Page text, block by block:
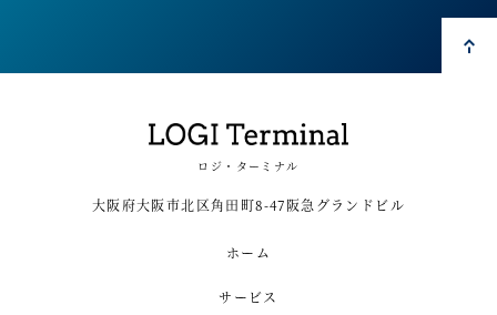
ロジ・ターミナル
大阪府大阪市北区角田町8-47阪急グランドビル
ホーム
サービス